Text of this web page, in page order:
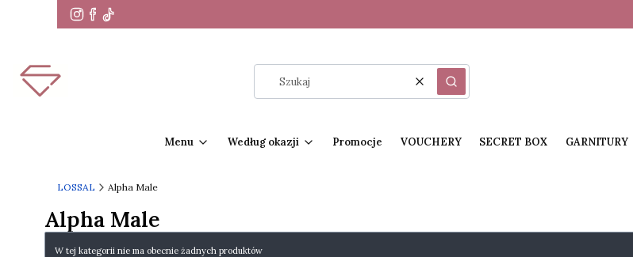
WyczyśćSzukaj
Menu Według okazji Promocje VOUCHERY SECRET BOX GARNITURY
LOSSAL Alpha Male
Alpha Male
Lista produktów
W tej kategorii nie ma obecnie żadnych produktów